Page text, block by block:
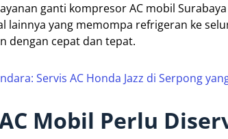
ganti kompresor AC mobil
yang memompa refrigeran ke
dengan cepat dan tepat.
Servis AC Honda Jazz di Serpong
Mobil Perlu